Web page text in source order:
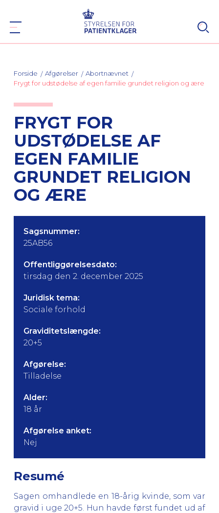
Forside Afgørelser
Abortnævnet
Frygt for udstødelse af egen familie grundet religion og ære
FRYGT FOR
UDSTØDELSE AF
EGEN FAMILIE
GRUNDET RELIGION
OG ÆRE
Sagsnummer:
25AB56
Offentliggørelsesdato:
tirsdag den 2. december 2025
Juridisk tema:
Sociale forhold
Graviditetslængde:
20+5
Afgørelse:
Tilladelse
Alder:
18 år
Afgørelse anket:
Nej
Resumé
Sagen omhandlede en 18-årig kvinde, som var
gravid i uge 20+5. Hun havde først fundet ud af